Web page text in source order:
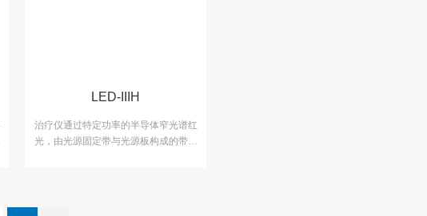
LED-IIIH
治疗仪通过特定功率的半导体窄光谱红
光，由光源固定带与光源板构成的带状